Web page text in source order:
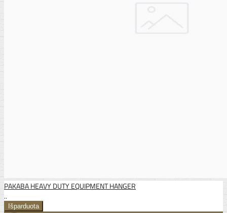
PAKABA HEAVY DUTY EQUIPMENT HANGER
..